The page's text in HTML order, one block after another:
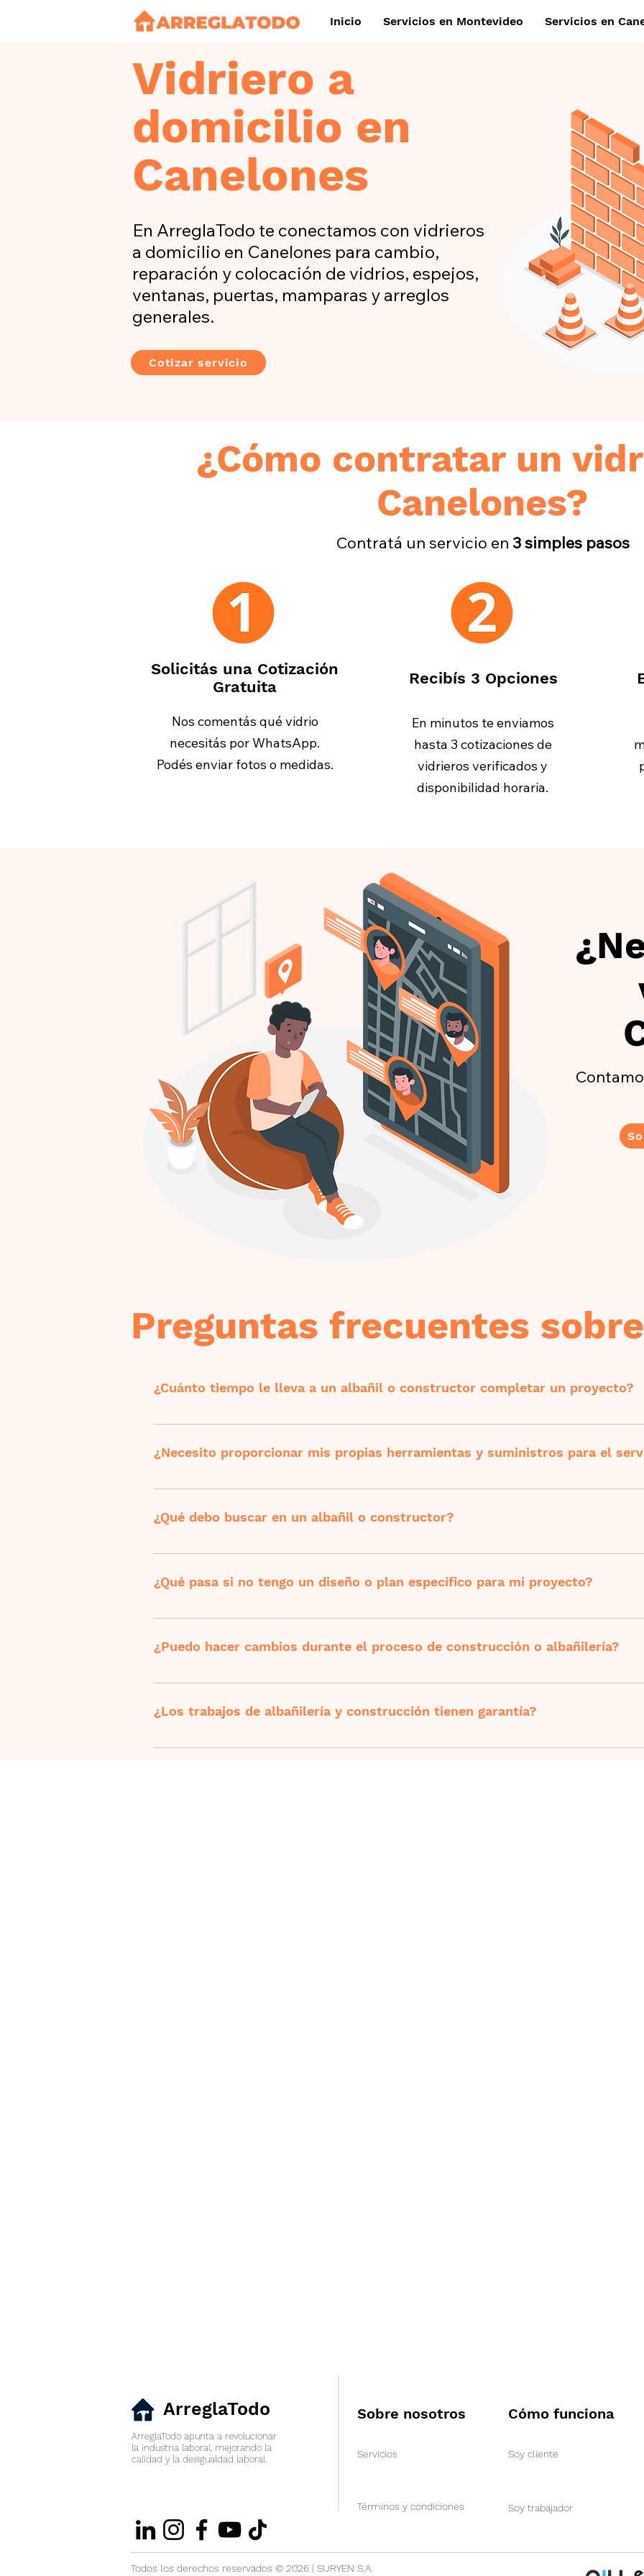
Inicio Servicios en Montevideo Servicios en
Vidriero a
domicilio en
Canelones
En ArreglaTodo te conectamos con vidrieros
a domicilio en Canelones para cambio,
reparación y colocación de vidrios, espejos,
ventanas, puertas, mamparas y arreglos
generales.
Cotizar servicio
¿Cómo contratar un
Canelones?
Contratá un servicio en 3 simples pasos
Solicitás una Cotización
Gratuita
Nos comentás qué vidrio
necesitás por WhatsApp.
Podés enviar fotos o medidas.
Recibís 3 Opciones
En minutos te enviamos
hasta 3 cotizaciones de
vidrieros verificados y
disponibilidad horaria.
¿Cuánto tiempo le lleva a un albañil o constructor completar un proyecto?
El tiempo varía según la naturaleza del proyecto. Mientras que un pequeño trabajo de
¿Necesito proporcionar mis propias herramientas y suministros para el
Generalmente, los albañiles y constructores están equipados con herramientas
coordinamos con el profesional.
¿Qué debo buscar en un albañil o constructor?
Es importante verificar la calificación que tiene y solicitar información adicional sobre el
¿Qué pasa si no tengo un diseño o plan específico para mi proyecto?
No hay problema. Muchos albañiles y constructores pueden ofrecer asesoramiento y
¿Puedo hacer cambios durante el proceso de construcción o albañilería?
Es posible, pero es esencial comunicar cualquier cambio deseado lo antes posible. Ten en
¿Los trabajos de albañilería y construcción tienen garantía?
Sí, ArreglaTodo protege su dinero hasta el final del servicio. En caso de ocurrir un
Preguntas frecuentes
ArreglaTodo
ArreglaTodo apunta a revolucionar
la industria laboral, mejorando la
calidad y la desigualdad laboral.
Sobre nosotros
Servicios
Cómo funciona
Soy cliente
Términos y condiciones Soy trabajador
Todos los derechos reservados © 2026 | SURYEN S.A.